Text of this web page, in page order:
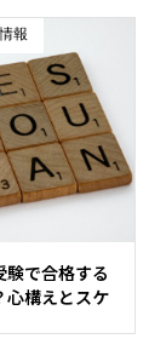
報
験で合格する
心構えとスケ